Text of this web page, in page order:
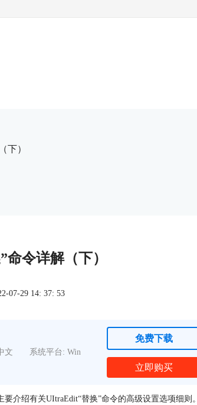
下）
令详解（下）
07-29 14: 37: 53
文 系统平台: Win
免费下载
立即购买
介绍有关UItraEdit“替换”命令的高级设置选项细则。